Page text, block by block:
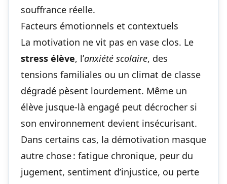
souffrance réelle.
Facteurs émotionnels et contextuels
La motivation ne vit pas en vase clos. Le
stress élève, l’anxiété scolaire, des
tensions familiales ou un climat de classe
dégradé pèsent lourdement. Même un
élève jusque-là engagé peut décrocher si
son environnement devient insécurisant.
Dans certains cas, la démotivation masque
autre chose : fatigue chronique, peur du
jugement, sentiment d’injustice, ou perte